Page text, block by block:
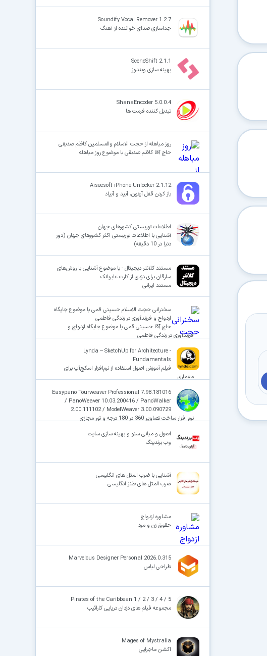
Soundify Vocal Remover 1.2.7
جداسازی صدای خواننده از آهنگ
SceneShift 2.1.1
بهینه سازی ویندوز
ShanaEncoder 5.0.0.4
تبدیل کننده فرمت ها
روز مباهله از حجت الاسلام والمسلمین کاظم صدیقی
حاج آقا کاظم صدیقی با موضوع روز مباهله
Aiseesoft iPhone Unlocker 2.1.12
باز کردن قفل آیفون، آیپد و آیپاد
اطلاعات توریستی کشورهای جهان
آشنایی با اطلاعات توریستی اکثر کشورهای جهان (دور
دنیا در 10 دقیقه)
مستند کلانتر دیجیتال - با موضوع آشنایی با روش‌های
سارقان برای دزدی از کارت عابربانک
مستند ایرانی
سخنرانی حجت الاسلام حسینی قمی با موضوع جایگاه
ازدواج و فرزندآوری در زندگی فاطمی
حاج آقا حسینی قمی با موضوع جایگاه ازدواج و
فرزندآوری در زندگی فاطمی
Lynda – SketchUp for Architecture -
Fundamentals
فیلم آموزش اصول استفاده از نرم‌افزار اسکچ‌آپ برای
معماری
Easypano Tourweaver Professional 7.98.181016
/ PanoWeaver 10.03.200416 / PanoWalker
2.00.111102 / ModelWeaver 3.00.090729
نرم افزار ساخت تصاویر 360 در 180 درجه و تور مجازی
اصول و مبانی سئو و بهینه سازی سایت
وب برندینگ
آشنایی با ضرب المثل های انگلیسی
ضرب المثل های طنز انگلیسی
مشاوره ازدواج
حقوق زن و مرد
Marvelous Designer Personal 2026.0.315
طراحی لباس
Pirates of the Caribbean 1 / 2 / 3 / 4 / 5
مجموعه فیلم های دزدان دریایی کارائیب
Mages of Mystralia
اکشن ماجرایی